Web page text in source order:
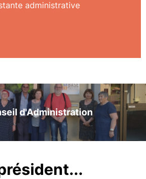
administrative
d'Administration